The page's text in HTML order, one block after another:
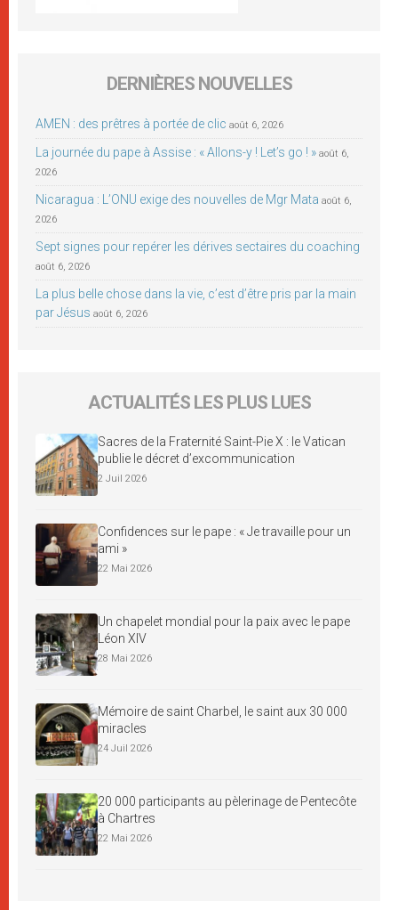
DERNIÈRES NOUVELLES
AMEN : des prêtres à portée de clic août 6, 2026
La journée du pape à Assise : « Allons-y ! Let’s go ! » août 6,
2026
Nicaragua : L’ONU exige des nouvelles de Mgr Mata août 6,
2026
Sept signes pour repérer les dérives sectaires du coaching
août 6, 2026
La plus belle chose dans la vie, c’est d’être pris par la main
par Jésus août 6, 2026
ACTUALITÉS LES PLUS LUES
Sacres de la Fraternité Saint-Pie X : le Vatican
publie le décret d’excommunication
2 Juil 2026
Confidences sur le pape : « Je travaille pour un
ami »
22 Mai 2026
Un chapelet mondial pour la paix avec le pape
Léon XIV
28 Mai 2026
Mémoire de saint Charbel, le saint aux 30 000
miracles
24 Juil 2026
20 000 participants au pèlerinage de Pentecôte
à Chartres
22 Mai 2026